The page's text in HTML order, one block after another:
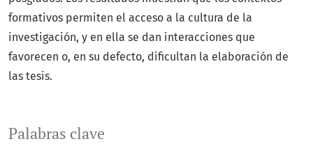
Palabras clave
formativos permiten el acceso a la cultura de la
investigación, y en ella se dan interacciones que
favorecen o, en su defecto, dificultan la elaboración de
las tesis.